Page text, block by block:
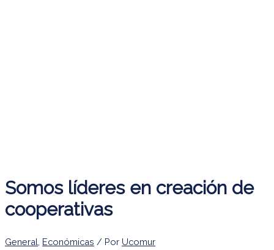
Somos líderes en creación de
cooperativas
General Económicas / Por Ucomur